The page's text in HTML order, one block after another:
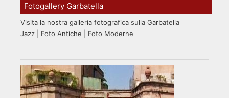
Fotogallery Garbatella
Visita la nostra galleria fotografica sulla Garbatella
Jazz | Foto Antiche | Foto Moderne